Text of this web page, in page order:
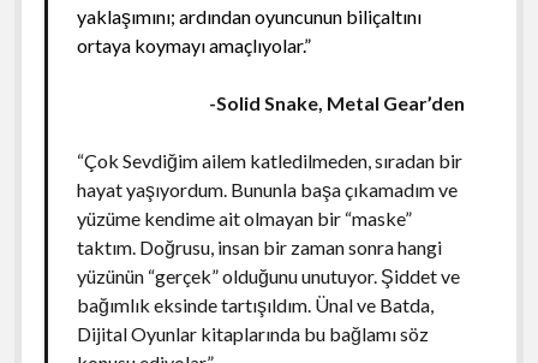
yaklaşımını; ardından oyuncunun biliçaltını
ortaya koymayı amaçlıyolar.”
-Solid Snake, Metal Gear’den
“Çok Sevdiğim ailem katledilmeden, sıradan bir
hayat yaşıyordum. Bununla başa çıkamadım ve
yüzüme kendime ait olmayan bir “maske”
taktım. Doğrusu, insan bir zaman sonra hangi
yüzünün “gerçek” olduğunu unutuyor. Şiddet ve
bağımlık eksinde tartışıldım. Ünal ve Batda,
Dijital Oyunlar kitaplarında bu bağlamı söz